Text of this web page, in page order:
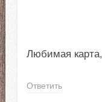
Любимая карта,
Ответить